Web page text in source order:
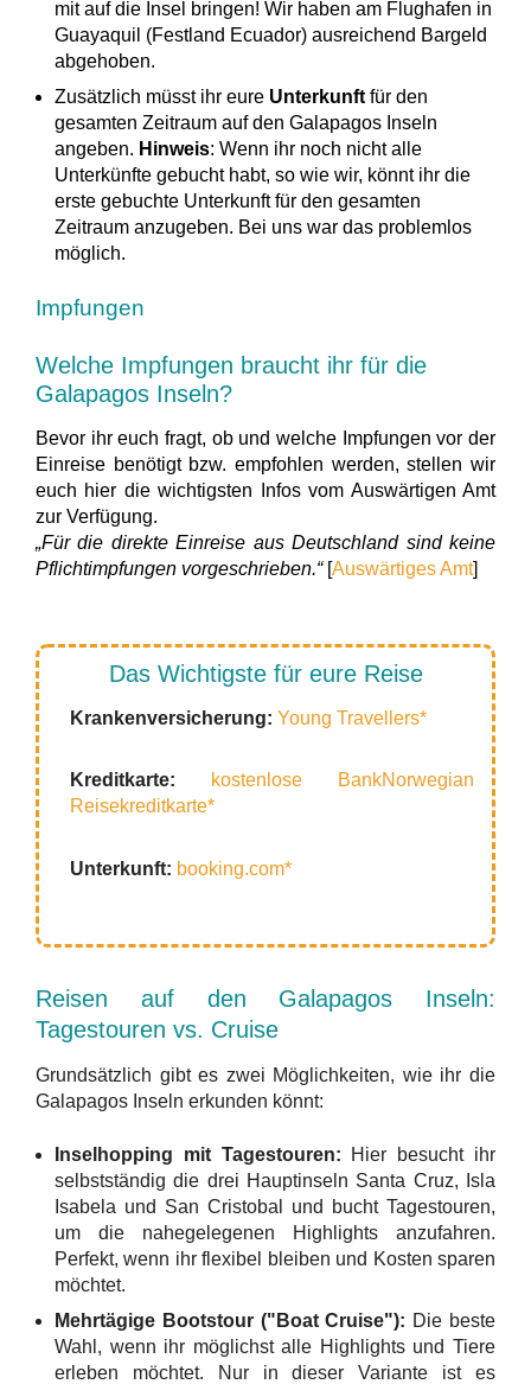
mit auf die Insel bringen! Wir haben am Flughafen in
Guayaquil (Festland Ecuador) ausreichend Bargeld
abgehoben.
Zusätzlich müsst ihr eure Unterkunft für den
gesamten Zeitraum auf den Galapagos Inseln
angeben. Hinweis: Wenn ihr noch nicht alle
Unterkünfte gebucht habt, so wie wir, könnt ihr die
erste gebuchte Unterkunft für den gesamten
Zeitraum anzugeben. Bei uns war das problemlos
möglich.
Impfungen
Welche Impfungen braucht ihr für die
Galapagos Inseln?
Bevor ihr euch fragt, ob und welche Impfungen vor der
Einreise benötigt bzw. empfohlen werden, stellen wir
euch hier die wichtigsten Infos vom Auswärtigen Amt
zur Verfügung.
„Für die direkte Einreise aus Deutschland sind keine
Pflichtimpfungen vorgeschrieben.“[Auswärtiges Amt]
Das Wichtigste für eure Reise
Krankenversicherung: Young Travellers*
Kreditkarte:
kostenlose BankNorwegian
Reisekreditkarte*
Unterkunft: booking.com*
Reisen auf den Galapagos Inseln:
Tagestouren vs. Cruise
Grundsätzlich gibt es zwei Möglichkeiten, wie ihr die
Galapagos Inseln erkunden könnt:
Inselhopping mit Tagestouren: Hier besucht ihr
selbstständig die drei Hauptinseln Santa Cruz, Isla
Isabela und San Cristobal und bucht Tagestouren,
um die nahegelegenen Highlights anzufahren.
Perfekt, wenn ihr flexibel bleiben und Kosten sparen
möchtet.
Mehrtägige Bootstour ("Boat Cruise"): Die beste
Wahl, wenn ihr möglichst alle Highlights und Tiere
erleben möchtet. Nur in dieser Variante ist es